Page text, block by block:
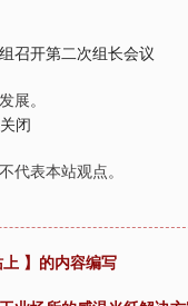
召开第二次组长会议
展。
闭
代表本站观点。
】的内容编写